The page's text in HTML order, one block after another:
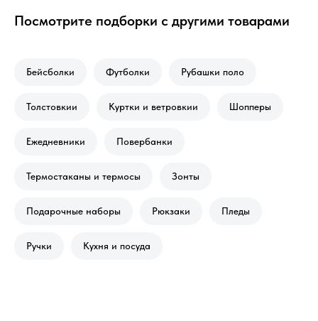
Посмотрите подборки с другими товарами
Бейсболки Футболки Рубашки поло
Толстовкии Куртки и ветровкии Шопперы
Ежедневники Повербанки
Термостаканы и термосы Зонты
Подарочные наборы Рюкзаки Пледы
Ручки Кухня и посуда